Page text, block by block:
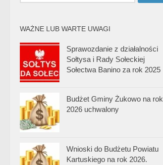
WAŻNE LUB WARTE UWAGI
Sprawozdanie z działalności
Sołtysa i Rady Sołeckiej
Sołectwa Banino za rok 2025
Budżet Gminy Żukowo na rok
2026 uchwalony
Wnioski do Budżetu Powiatu
Kartuskiego na rok 2026.